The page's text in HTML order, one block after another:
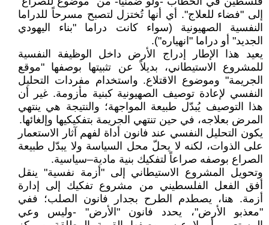
إلى "فضاء للعلاج". أي أنها تُختزل لتصبح مسرحاً للدراما
النفسية الصهيونية (سواء كانت دراما "بناء اليهودي
الجديد" أو دراما "انهياره").
يعيد هذا الإطار إدراج الأرض داخل الوظيفة النفسية
للمشروع الاستيطاني، بديلاً عن تثبيتها بوصفها "موقع
الجريمة" وموضوع الاقتلاع. واستخدام مفردات التحليل
النفسي لإعادة توصيف الصهيونية كبنية مأزومة. غير أن
هذا التوصيف يُبدّل طبيعة المواجهة؛ والنتيجة هي ينتهي
المرض بعلاجه، في حين تنتهي الجريمة بتفكيكيها وإلغائها.
يكون التحليل النفسي عند فانون أداة لفهم آثار الاستعمار
على الذوات، لكنه لا يحلّ محل السياسة ولا يبدّل طبيعة
الصراع بوصفه صراعاً لتفكيك بنية مادية–سياسية.
وتحويل المشروع الاستيطاني إلى "أزمة نفسية" ينقل
أفق الفعل الفلسطيني من مشروع تفكيك إلى إدارة
أزمة. هنا، يصطدم الطرح بجدار فانون الصلب؛ ففي
"معذبو الأرض"، يحدد فانون "الأرض" -وليس وعي